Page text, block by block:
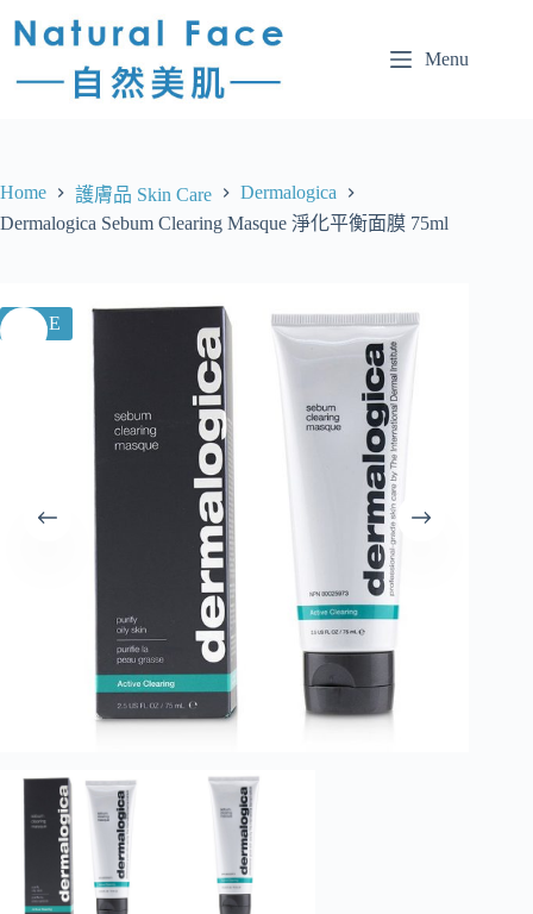
Menu
Home 護膚品 Skin Care
Dermalogica
Dermalogica Sebum Clearing Masque 淨化平衡面膜 75ml
SALE